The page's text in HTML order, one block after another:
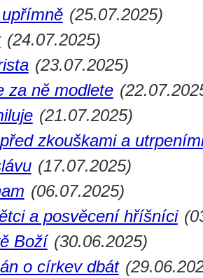
(25.07.2025)
(24.07.2025)
(23.07.2025)
za ně modlete
(21.07.2025)
zkouškami a
(17.07.2025)
(06.07.2025)
a posvěcení hříšníci
Boží (30.06.2025)
o církev dbát